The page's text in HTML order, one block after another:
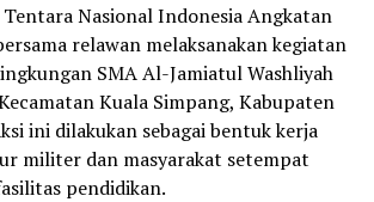
Nasional Indonesia Angkatan
relawan melaksanakan kegiatan
SMA Al-Jamiatul Washliyah
Kuala Simpang, Kabupaten
ini dilakukan sebagai bentuk kerja
militer dan masyarakat setempat
pendidikan.